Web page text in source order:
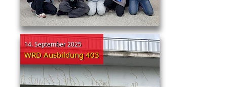
14. September 2025
WRD Ausbildung 403